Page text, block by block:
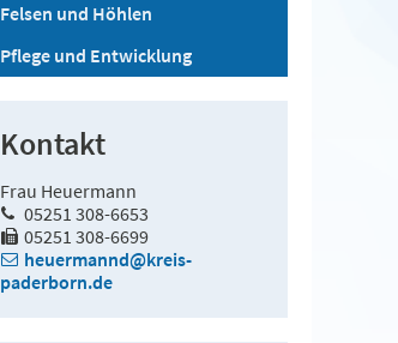
Felsen und Höhlen
Pflege und Entwicklung
Kontakt
Frau Heuermann
05251 308-6653
05251 308-6699
heuermannd@kreis-
paderborn.de